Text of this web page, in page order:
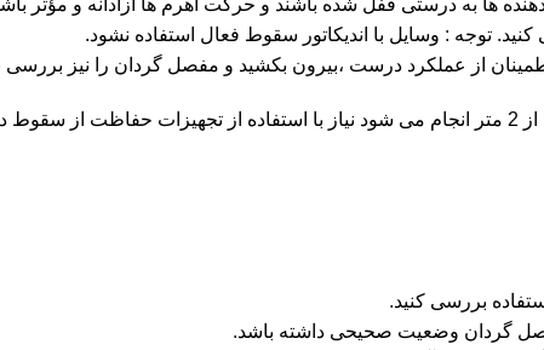
هر فعالیتی که در ارتفاع بیش از 2 متر انجام می شود نیاز با استفاده از